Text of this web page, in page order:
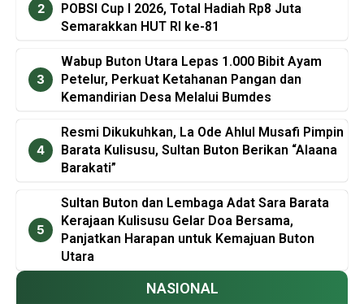
POBSI Cup I 2026, Total Hadiah Rp8 Juta
Semarakkan HUT RI ke-81
Wabup Buton Utara Lepas 1.000 Bibit Ayam
Petelur, Perkuat Ketahanan Pangan dan
Kemandirian Desa Melalui Bumdes
Resmi Dikukuhkan, La Ode Ahlul Musafi Pimpin
Barata Kulisusu, Sultan Buton Berikan “Alaana
Barakati”
Sultan Buton dan Lembaga Adat Sara Barata
Kerajaan Kulisusu Gelar Doa Bersama,
Panjatkan Harapan untuk Kemajuan Buton
Utara
NASIONAL